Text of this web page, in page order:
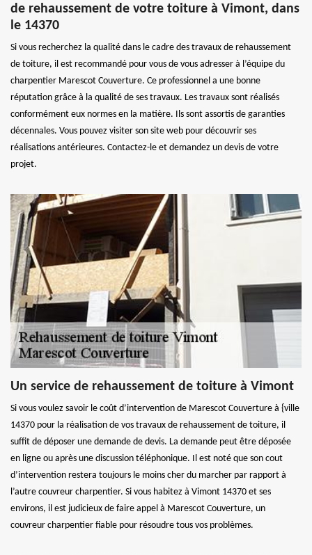
de rehaussement de votre toiture à Vimont, dans
le 14370
Si vous recherchez la qualité dans le cadre des travaux de rehaussement
de toiture, il est recommandé pour vous de vous adresser à l’équipe du
charpentier Marescot Couverture. Ce professionnel a une bonne
réputation grâce à la qualité de ses travaux. Les travaux sont réalisés
conformément eux normes en la matière. Ils sont assortis de garanties
décennales. Vous pouvez visiter son site web pour découvrir ses
réalisations antérieures. Contactez-le et demandez un devis de votre
projet.
Un service de rehaussement de toiture à Vimont
Si vous voulez savoir le coût d’intervention de Marescot Couverture à {ville
14370 pour la réalisation de vos travaux de rehaussement de toiture, il
suffit de déposer une demande de devis. La demande peut être déposée
en ligne ou après une discussion téléphonique. Il est noté que son cout
d’intervention restera toujours le moins cher du marcher par rapport à
l’autre couvreur charpentier. Si vous habitez à Vimont 14370 et ses
environs, il est judicieux de faire appel à Marescot Couverture, un
couvreur charpentier fiable pour résoudre tous vos problèmes.